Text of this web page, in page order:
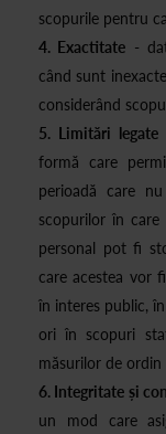
scopurile pentru
4. Exactitate -
când sunt
considerând
5. Limitări legate
formă care
perioadă care
scopurilor în
personal pot fi
care acestea vor
în interes public,
ori în scopuri
măsurilor de
6. Integritate și
un mod care